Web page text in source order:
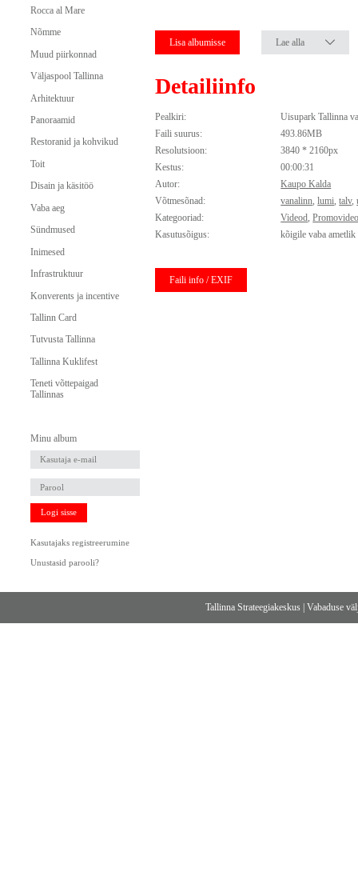
Rocca al Mare
Nõmme
Muud piirkonnad
Väljaspool Tallinna
Arhitektuur
Panoraamid
Restoranid ja kohvikud
Toit
Disain ja käsitöö
Vaba aeg
Sündmused
Inimesed
Infrastruktuur
Konverents ja incentive
Tallinn Card
Tutvusta Tallinna
Tallinna Kuklifest
Teneti võttepaigad
Tallinnas
Minu album
Logi sisse
Kasutajaks registreerumine
Unustasid parooli?
Lisa albumisse Lae alla
Detailiinfo
Pealkiri:
Uisupark Tallinna
Faili suurus:
493.86MB
Resolutsioon:
3840 * 2160px
Kestus:
00:00:31
Autor:
Kaupo Kalda
Võtmesõnad:
vanalinn,lumi,talv,
Kategooriad:
Videod,
Kasutusõigus:
kõigile vaba
Faili info / EXIF
Tallinna Strateegiakeskus |Vabaduse